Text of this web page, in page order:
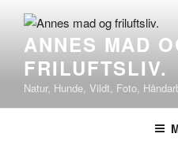
indholdANNES MAD
FRILUFTSLIV.
Natur, Hunde, Vildt, Foto,